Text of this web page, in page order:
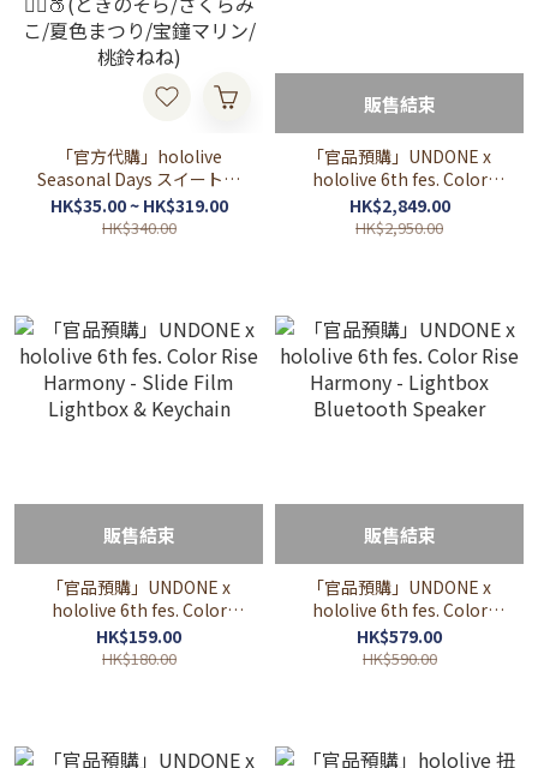
「官方代購」hololive
Seasonal Days スイートス
プリングイースター Winter
Rendezvous 周邊 🐻💿🌸🏮
HK$35.00 ~ HK$319.00
HK$340.00
販售結束
「官品預購」UNDONE x
hololive 6th fes. Color
Rise Harmony - Watch &
Projector Box Set
HK$2,849.00
HK$2,950.00
販售結束
「官品預購」UNDONE x
hololive 6th fes. Color
Rise Harmony - Slide Film
Lightbox & Keychain
HK$159.00
HK$180.00
販售結束
「官品預購」UNDONE x
hololive 6th fes. Color
Rise Harmony - Lightbox
Bluetooth Speaker
HK$579.00
HK$590.00